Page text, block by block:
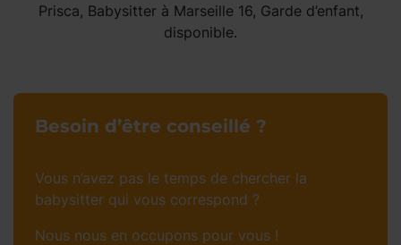
Prisca, Babysitter à Marseille 16, Garde d’enfant,
disponible.
Besoin d’être conseillé ?
Vous n’avez pas le temps de chercher la
babysitter qui vous correspond ?
Nous nous en occupons pour vous !